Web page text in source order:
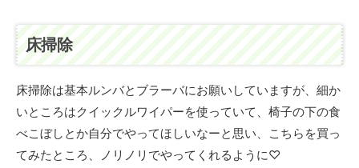
床掃除
床掃除は基本ルンバとブラーバにお願いしていますが、細か
いところはクイックルワイパーを使っていて、椅子の下の食
べこぼしとか自分でやってほしいなーと思い、こちらを買っ
てみたところ、ノリノリでやってくれるように♡